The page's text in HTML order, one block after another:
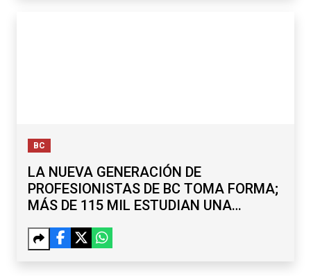
BC
LA NUEVA GENERACIÓN DE
PROFESIONISTAS DE BC TOMA FORMA;
MÁS DE 115 MIL ESTUDIAN UNA